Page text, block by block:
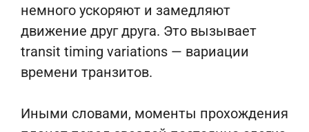
немного ускоряют и замедляют
движение друг друга. Это вызывает
transit timing variations — вариации
времени транзитов.
Иными словами, моменты прохождения